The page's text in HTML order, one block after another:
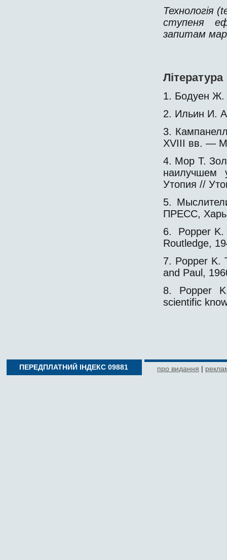
Технологія (
ступеня
запитам
Література
1. Бодуен Ж.
2. Ильин И.
3.
XVIII вв. —
4. Мор Т.
наилучшем
Утопия //
5.
ПРЕСС,
6. Popper K.
Routledge,
7. Popper K.
and Paul,
8. Popper
scientific
ПЕРЕДПЛАТНИЙ ІНДЕКС 09881 про видання |